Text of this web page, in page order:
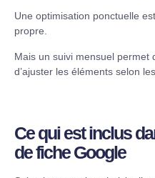
Une optimisation ponctuelle
propre.
Mais un suivi mensuel permet
d’ajuster les éléments selon
Ce qui est inclus
de fiche Google